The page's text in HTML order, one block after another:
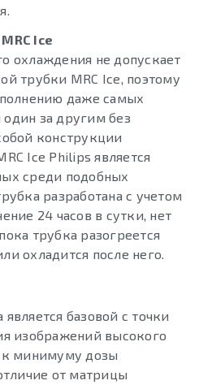
Ice
охлаждения не допускает
трубки MRC Ice, поэтому
даже самых
за другим без
конструкции
Ice Philips является
среди подобных
разработана с учетом
24 часов в сутки, нет
трубка разогреется
охладится после него.
базовой с точки
изображений высокого
к минимуму дозы
от матрицы